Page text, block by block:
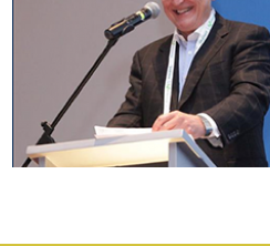
Panel 5 –
Rivera